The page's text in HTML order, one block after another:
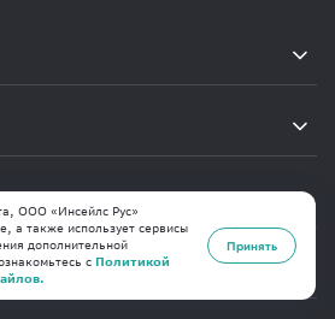
ООО «Инсейлс Рус»
а также использует сервисы
дополнительной
с Политикой
Принять